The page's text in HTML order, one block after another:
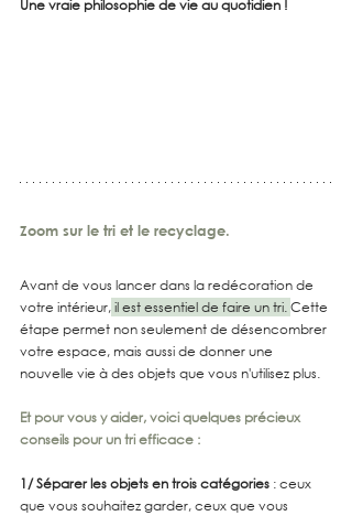
Une vraie philosophie de vie au quotidien !
Zoom sur le tri et le recyclage.
Avant de vous lancer dans la redécoration de
votre intérieur, il est essentiel de faire un tri. Cette
étape permet non seulement de désencombrer
votre espace, mais aussi de donner une
nouvelle vie à des objets que vous n'utilisez plus.
Et pour vous y aider, voici quelques précieux
conseils pour un tri efficace :
1/ Séparer les objets en trois catégories : ceux
que vous souhaitez garder, ceux que vous